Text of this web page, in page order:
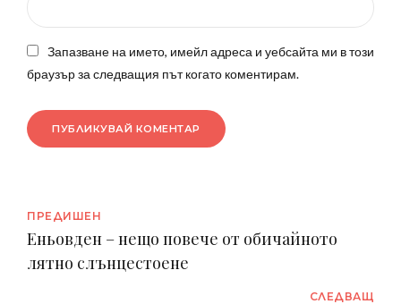
Запазване на името, имейл адреса и уебсайта ми в този
браузър за следващия път когато коментирам.
ПУБЛИКУВАЙ КОМЕНТАР
ПРЕДИШЕН
Еньовден – нещо повече от обичайното
лятно слънцестоене
СЛЕДВАЩ